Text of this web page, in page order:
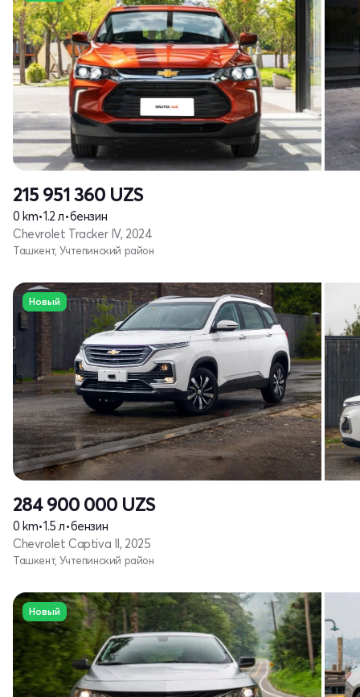
215 951 360 UZS
0 km•1.2 л•бензин
Chevrolet Tracker IV, 2024
Ташкент, Учтепинский район
Новый
284 900 000 UZS
0 km•1.5 л•бензин
Chevrolet Captiva II, 2025
Ташкент, Учтепинский район
Новый